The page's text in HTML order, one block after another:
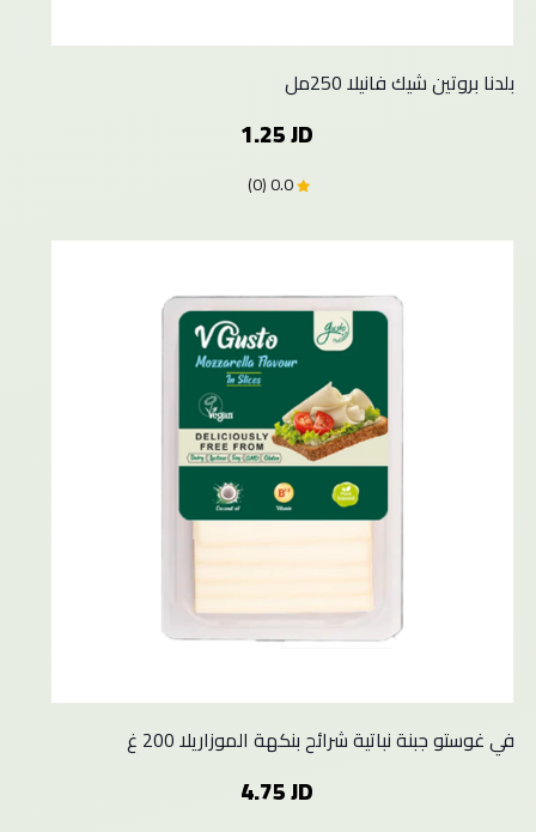
بلدنا بروتين شيك فانيلا 250مل
1.25 JD
في غوستو جبنة نباتية شرائح بنكهة الموزاريلا 200 غ
4.75 JD